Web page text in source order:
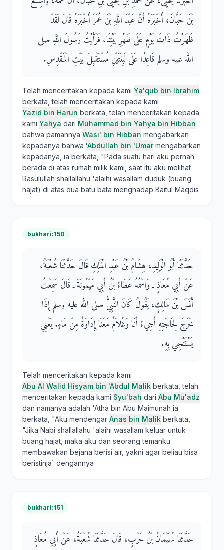
بْنَ حَبَّانَ، أَخْبَرَهُ أَنَّ عَبْدَ اللَّهِ بْنَ عُمَرَ أَخْبَرَهُ قَالَ لَقَدْ
ظَهَرْتُ ذَاتَ يَوْمٍ عَلَى ظَهْرِ بَيْتِنَا، فَرَأَيْتُ رَسُولَ اللَّهِ صلى
الله عليه وسلم قَاعِدًا عَلَى لَبِنَتَيْنِ مُسْتَقْبِلَ بَيْتِ الْمَقْدِسِ‏.‏
Telah menceritakan kepada kami Ya'qub bin Ibrahim
berkata, telah menceritakan kepada kami
Yazid bin Harun berkata, telah menceritakan kepada
kami Yahya dari Muhammad bin Yahya bin Hibban
bahwa pamannya Wasi' bin Hibban mengabarkan
kepadanya bahwa 'Abdullah bin 'Umarmengabarkan
kepadanya, ia berkata, "Pada suatu hari aku pernah
berada di atas rumah milik kami, saat itu aku melihat
Rasulullah shallallahu 'alaihi wasallam duduk (buang
hajat) di atas dua batu bata menghadap Baitul Maqdis
bukhari:150
حَدَّثَنَا أَبُو الْوَلِيدِ، هِشَامُ بْنُ عَبْدِ الْمَلِكِ قَالَ حَدَّثَنَا شُعْبَةُ،
عَنْ أَبِي مُعَاذٍ ـ وَاسْمُهُ عَطَاءُ بْنُ أَبِي مَيْمُونَةَ ـ قَالَ سَمِعْتُ
أَنَسَ بْنَ مَالِكٍ، يَقُولُ كَانَ النَّبِيُّ صلى الله عليه وسلم إِذَا
خَرَجَ لِحَاجَتِهِ أَجِيءُ أَنَا وَغُلاَمٌ مَعَنَا إِدَاوَةٌ مِنْ مَاءٍ‏.‏ يَعْنِي
يَسْتَنْجِي بِهِ‏.‏
Telah menceritakan kepada kami
Abu Al Walid Hisyam bin 'Abdul Malik berkata, telah
menceritakan kepada kami Syu'bah dari Abu Mu'adz
dan namanya adalah 'Atha bin Abu Maimunah ia
berkata, "Aku mendengar Anas bin Malik berkata,
"Jika Nabi shallallahu 'alaihi wasallam keluar untuk
buang hajat, maka aku dan seorang temanku
membawakan bejana berisi air, yakni agar beliau bisa
beristinja` dengannya
bukhari:151
حَدَّثَنَا سُلَيْمَانُ بْنُ حَرْبٍ، قَالَ حَدَّثَنَا شُعْبَةُ، عَنْ أَبِي مُعَاذٍ